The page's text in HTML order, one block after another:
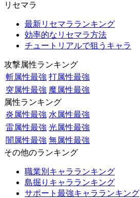
リセマラ
最新リセマラランキング
効率的なリセマラ方法
チュートリアルで狙うキャラ
攻撃属性ランキング
斬属性最強 打属性最強
突属性最強 魔属性最強
属性ランキング
炎属性最強 水属性最強
雷属性最強 光属性最強
闇属性最強 無属性最強
その他のランキング
職業別キャラランキング
島掘りキャラランキング
サポート最強キャラランキング